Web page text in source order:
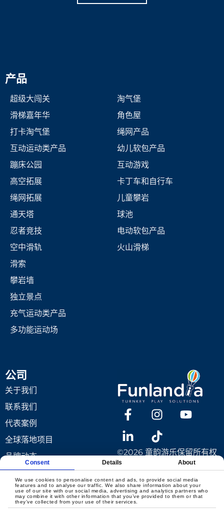
Consent Details About
We use cookies to personalise content and ads, to provide social media
features and to analyse our traffic. We also share information about your
use of our site with our social media, advertising and analytics partners who
may combine it with other information that you’ve provided to them or that
they’ve collected from your use of their services.
产品
超级大闯关
滑梯嘉年华
打卡淘气堡
互动运动类产品
蹦床公园
高空拓展
绳网拓展
通天塔
忍者竞技
空中滑轨
滑索
攀岩墙
独立景点
充气运动类产品
多功能运动场
淘气堡
角色屋
绳网产品
幼儿软包产品
互动游戏
卡丁车和自行车
儿童攀岩
球池
电动软包产品
火山滑梯
公司
关于我们
联系我们
代表案例
全球落地项目
品牌动态
下载
产品设计
童韵游乐设计工作室
©2026 童韵游乐保留所有权
利
本网站上显示的内容是童韵游乐
设备（上海）有限公司的知识产
权，受其保护。未经我们的书面
同意，您不得重复使用、重新发